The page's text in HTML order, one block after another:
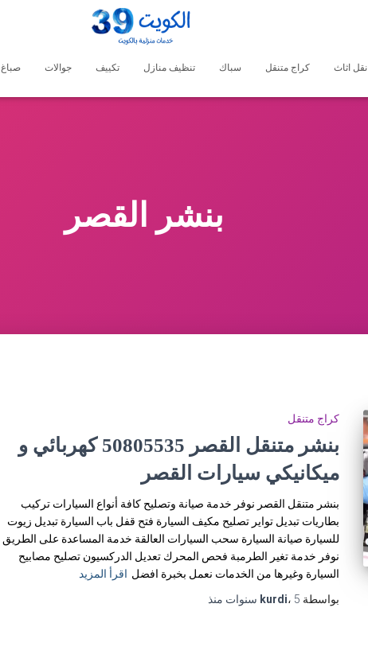
نقل اثاث كراج متنقل سباك تنظيف منازل تكييف جوالات صباغ
بنشر القصر
كراج متنقل
بنشر متنقل القصر 50805535‬ كهربائي و
ميكانيكي سيارات القصر
بنشر متنقل القصر نوفر خدمة صيانة وتصليح كافة أنواع السيارات تركيب
بطاريات تبديل تواير تصليح مكيف السيارة فتح قفل باب السيارة تبديل زيوت
للسيارة صيانة السيارة سحب السيارات العالقة خدمة المساعدة على الطريق
نوفر خدمة تغير الطرمبة فحص المحرك تعديل الدركسيون تصليح مصابيح
السيارة وغيرها من الخدمات نعمل بخبرة افضل اقرأ المزيد
بواسطة
kurdi، 5 سنوات منذ